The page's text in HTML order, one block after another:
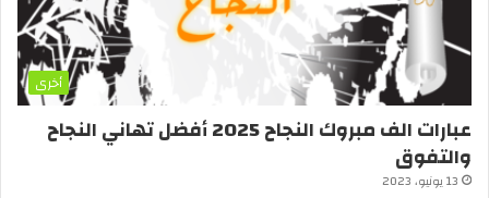
أخرى
عبارات الف مبروك النجاح 2025 أفضل تهاني النجاح
والتفوق
13 يونيو، 2023